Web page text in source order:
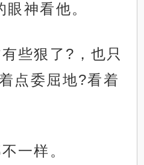
神看他。
些狠了?，也只
点委屈地?看着
一样。